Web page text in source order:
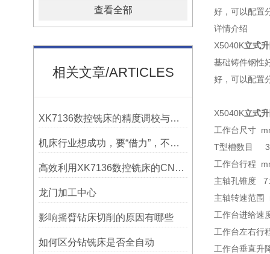
查看全部
相关文章/ARTICLES
XK7136数控铣床的精度调校与性能优化
机床行业想成功，要“借力”，不要“尽力”！
高效利用XK7136数控铣床的CNC系统？
龙门加工中心
影响摇臂钻床切削的原因有哪些
如何区分钻铣床是否全自动
好，可以配置
详情介绍
X5040K立式
基础铸件钢性
好，可以配置
X5040K立式
工作台尺寸
T型槽数目 3
工作台行程
主轴孔锥度
主轴转速范围
工作台进给速
工作台左右行
工作台垂直升